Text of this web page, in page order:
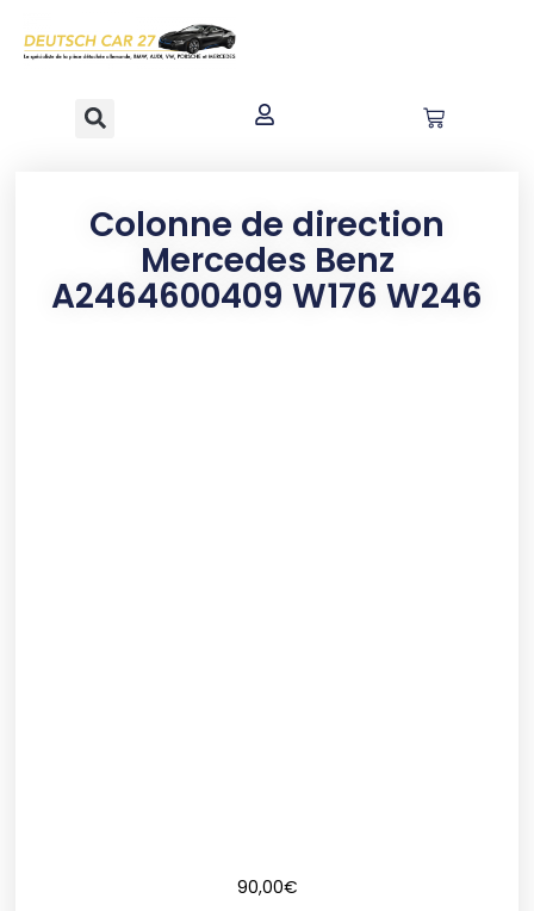
principal
Colonne de direction
Mercedes Benz
A2464600409 W176 W246
90,00€